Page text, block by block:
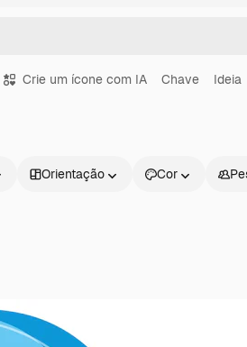
Crie um ícone com IA Chave Ideia
Orientação Cor